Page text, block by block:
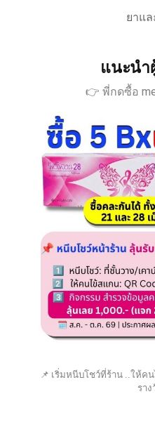
ยาแ
แนะน
👉 พี่กดซื้อ
📌 เริ่มหนีบโชว์ที่ร้าน ..ให้ค
รา